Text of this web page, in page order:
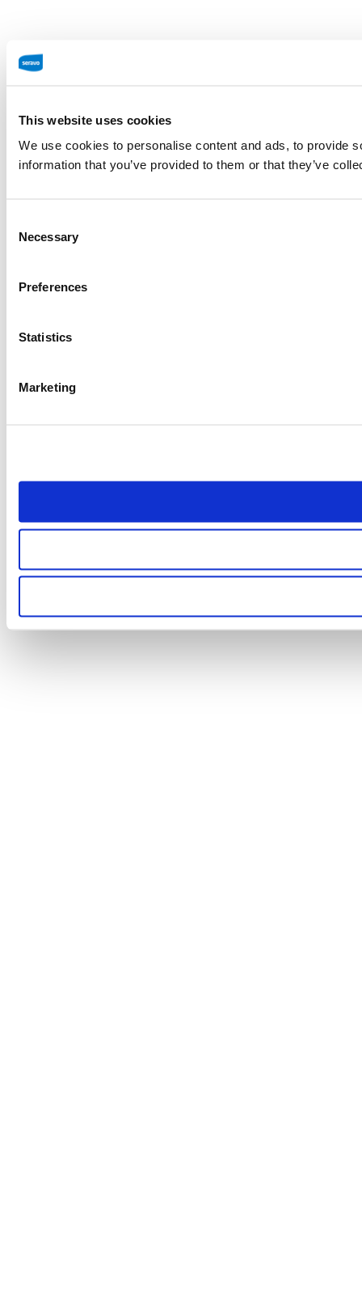
This website uses cookies
We use cookies to personalise content and ads, to provide
information that you’ve provided to them or that they’ve
Selection
Necessary
Preferences
Statistics
Marketing